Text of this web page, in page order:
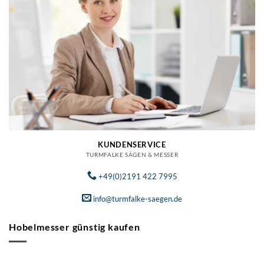
KUNDENSERVICE
TURMFALKE SÄGEN & MESSER
+49(0)2191 422 7995
info@turmfalke-saegen.de
Hobelmesser günstig kaufen